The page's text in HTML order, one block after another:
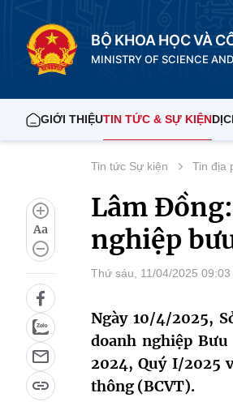
BỘ KHOA HỌC VÀ
MINISTRY OF SCIENCE
GIỚI THIỆUTIN TỨC & SỰ KIỆN
Aa
Tin tức Sự kiện Tin địa
Lâm
nghiệp
Thứ sáu, 11/04/2025 09:03
Ngày 10/4/2025,
doanh nghiệp
2024, Quý I/2025
thông (BCVT).